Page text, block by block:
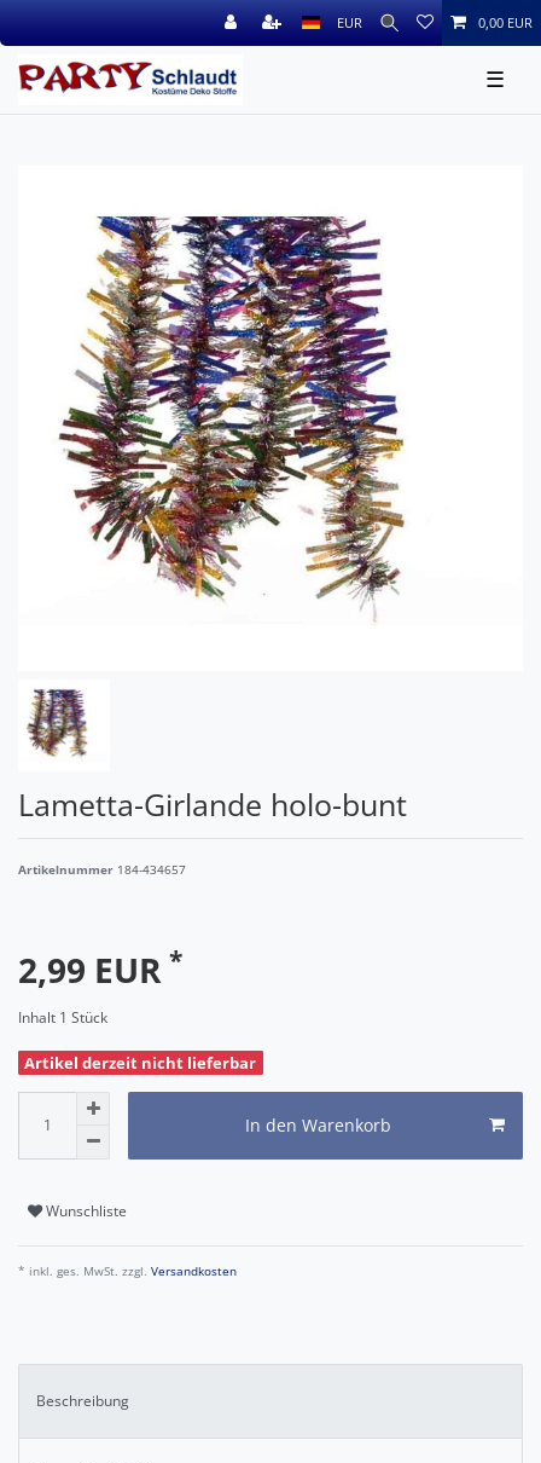
EUR 0,00 EUR
☰
Lametta-Girlande holo-bunt
Artikelnummer 184-434657
2,99 EUR *
Inhalt 1 Stück
Artikel derzeit nicht lieferbar
In den Warenkorb
Wunschliste
* inkl. ges. MwSt. zzgl. Versandkosten
Beschreibung